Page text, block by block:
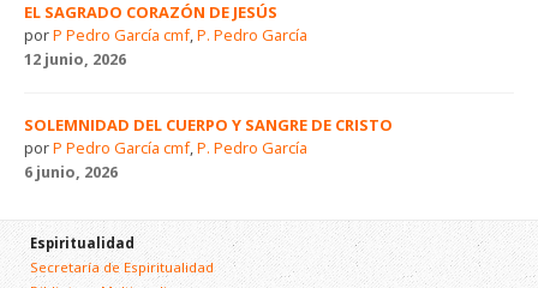
EL SAGRADO CORAZÓN DE JESÚS
porP Pedro García cmf,P. Pedro García
12 junio, 2026
SOLEMNIDAD DEL CUERPO Y SANGRE DE CRISTO
porP Pedro García cmf,P. Pedro García
6 junio, 2026
Espiritualidad
Secretaría de Espiritualidad